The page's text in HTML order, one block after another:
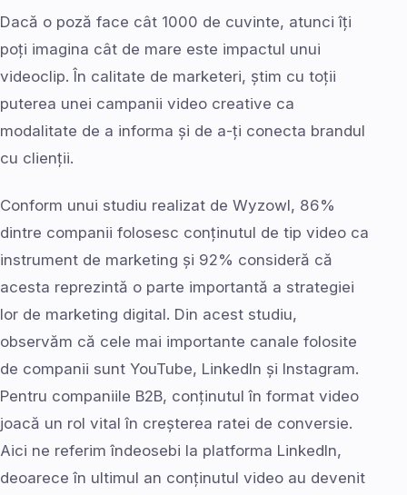
Dacă o poză face cât 1000 de cuvinte, atunci îți
poți imagina cât de mare este impactul unui
videoclip. În calitate de marketeri, știm cu toții
puterea unei campanii video creative ca
modalitate de a informa și de a-ți conecta brandul
cu clienții.
Conform unui studiu realizat de Wyzowl, 86%
dintre companii folosesc conținutul de tip video ca
instrument de marketing și 92% consideră că
acesta reprezintă o parte importantă a strategiei
lor de marketing digital. Din acest studiu,
observăm că cele mai importante canale folosite
de companii sunt YouTube, LinkedIn și Instagram.
Pentru companiile B2B, conținutul în format video
joacă un rol vital în creșterea ratei de conversie.
Aici ne referim îndeosebi la platforma LinkedIn,
deoarece în ultimul an conținutul video au devenit